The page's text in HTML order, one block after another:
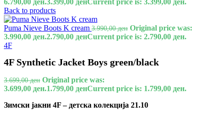
6.790,00 ден.3.399,00 денCurrent price is: 3.399,00 ден.
Back to products
Puma Nieve Boots K cream 3.990,00ден Original price was:
3.990,00 ден.2.790,00 денCurrent price is: 2.790,00 ден.
4F
4F Synthetic Jacket Boys green/black
3.699,00ден Original price was:
3.699,00 ден.1.799,00 денCurrent price is: 1.799,00 ден.
Зимски јакни 4F – детска колекција 21.10